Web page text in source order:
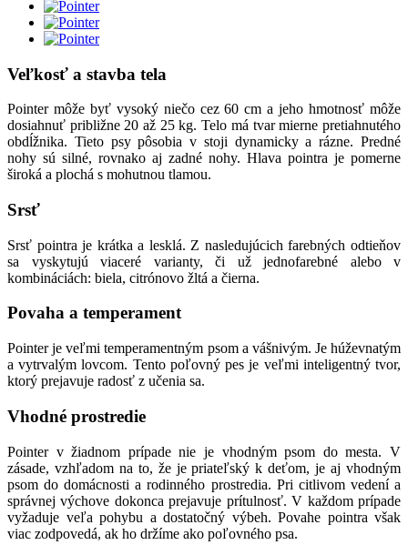
Veľkosť a stavba tela
Pointer môže byť vysoký niečo cez 60 cm a jeho hmotnosť môže
dosiahnuť približne 20 až 25 kg. Telo má tvar mierne pretiahnutého
obdĺžnika. Tieto psy pôsobia v stoji dynamicky a rázne. Predné
nohy sú silné, rovnako aj zadné nohy. Hlava pointra je pomerne
široká a plochá s mohutnou tlamou.
Srsť
Srsť pointra je krátka a lesklá. Z nasledujúcich farebných odtieňov
sa vyskytujú viaceré varianty, či už jednofarebné alebo v
kombináciách: biela, citrónovo žltá a čierna.
Povaha a temperament
Pointer je veľmi temperamentným psom a vášnivým. Je húževnatým
a vytrvalým lovcom. Tento poľovný pes je veľmi inteligentný tvor,
ktorý prejavuje radosť z učenia sa.
Vhodné prostredie
Pointer v žiadnom prípade nie je vhodným psom do mesta. V
zásade, vzhľadom na to, že je priateľský k deťom, je aj vhodným
psom do domácnosti a rodinného prostredia. Pri citlivom vedení a
správnej výchove dokonca prejavuje prítulnosť. V každom prípade
vyžaduje veľa pohybu a dostatočný výbeh. Povahe pointra však
viac zodpovedá, ak ho držíme ako poľovného psa.